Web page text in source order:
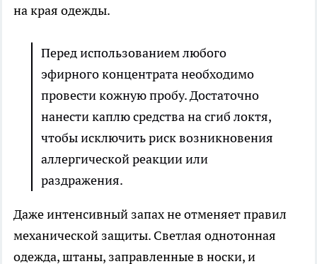
на края одежды.
Перед использованием любого
эфирного концентрата необходимо
провести кожную пробу. Достаточно
нанести каплю средства на сгиб локтя,
чтобы исключить риск возникновения
аллергической реакции или
раздражения.
Даже интенсивный запах не отменяет правил
механической защиты. Светлая однотонная
одежда, штаны, заправленные в носки, и